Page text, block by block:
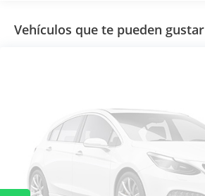
Vehículos que te pueden gustar